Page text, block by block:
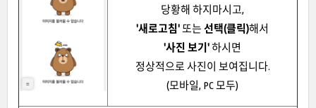
당황해 하지마시고,
'새로고침' 또는 선택(클릭)해서
'사진 보기'하시면
정상적으로 사진이 보여집니다.
(모바일, PC 모두)